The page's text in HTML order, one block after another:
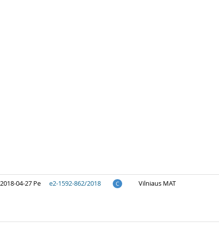
2018-04-27 Pe e2-1592-862/2018 C Vilniaus MAT